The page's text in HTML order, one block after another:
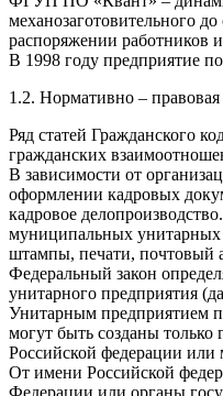
механозаготовительного
распоряжении работников
В 1998 году предприятие
1.2. Нормативно –
Ряд статей Гражданского
гражданских
В зависимости от
оформлении кадровых
кадровое
муниципальных унитарных
штампы, печати, почтовый
Федеральный закон
унитарного предприятия
Унитарным предприятием
могут быть созданы
Российской федерации
От имени Российской
Федерации или органы